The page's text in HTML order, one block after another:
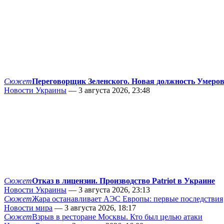
СюжетПереговорщик Зеленского. Новая должность
Новости Украины — 3 августа 2026, 23:48
СюжетОтказ в лицензии. Производство Patriot в Украине
Новости Украины — 3 августа 2026, 23:13
СюжетЖара останавливает АЭС Европы: первые последствия
Новости мира — 3 августа 2026, 18:17
СюжетВзрыв в ресторане Москвы. Кто был целью атаки